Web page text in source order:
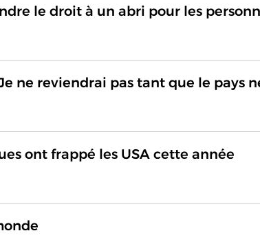
le droit à un abri pour les
ne reviendrai pas tant que le pays
ont frappé les USA cette année